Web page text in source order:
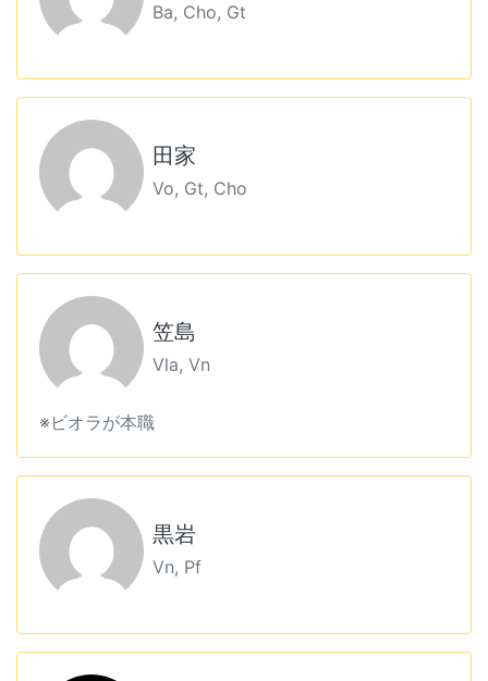
Ba, Cho, Gt
田家
Vo, Gt, Cho
笠島
Vla, Vn
※ビオラが本職
黒岩
Vn, Pf